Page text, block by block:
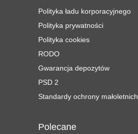
Polityka ładu korporacyjnego
Polityka prywatności
Polityka cookies
RODO
Gwarancja depozytów
PSD 2
Standardy ochrony małoletnich
Polecane